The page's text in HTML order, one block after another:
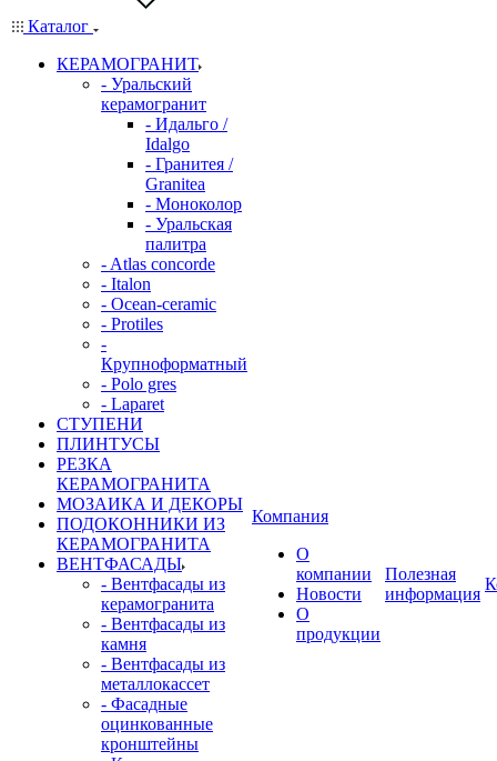
Каталог
КЕРАМОГРАНИТ
- Уральский
керамогранит
- Идальго /
Idalgo
- Гранитея /
Granitea
- Моноколор
- Уральская
палитра
- Atlas concorde
- Italon
- Ocean-ceramic
- Protiles
-
Крупноформатный
- Polo gres
- Laparet
СТУПЕНИ
ПЛИНТУСЫ
РЕЗКА
КЕРАМОГРАНИТА
МОЗАИКА И ДЕКОРЫ
ПОДОКОННИКИ ИЗ
КЕРАМОГРАНИТА
ВЕНТФАСАДЫ
- Вентфасады из
керамогранита
- Вентфасады из
камня
- Вентфасады из
металлокассет
- Фасадные
оцинкованные
кронштейны
Компания
О
компании
Новости
О
продукции
Полезная
информация